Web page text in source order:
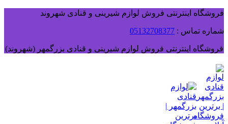
فروشگاه اینترنتی فروش لوازم شیرینی و قنادی شهروند
شماره تماس : 05132708377
فروشگاه اینترنتی فروش لوازم شیرینی و قنادی بزرگمهر (شهروند)